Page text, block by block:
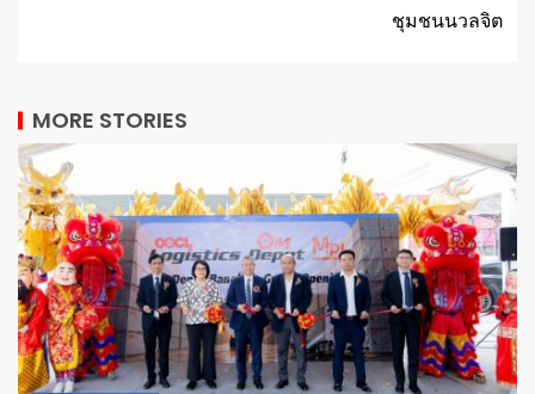
ชุมชนนวลจิต
MORE STORIES